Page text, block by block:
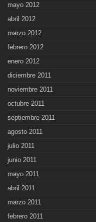
mayo 2012
abril 2012
marzo 2012
febrero 2012
enero 2012
diciembre 2011
noviembre 2011
octubre 2011
septiembre 2011
agosto 2011
julio 2011
junio 2011
mayo 2011
abril 2011
marzo 2011
febrero 2011